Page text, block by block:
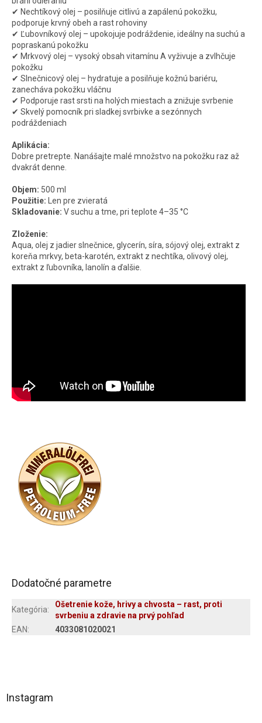
✔ Nechtíkový olej – posilňuje citlivú a zapálenú pokožku,
podporuje krvný obeh a rast rohoviny
✔ Ľubovníkový olej – upokojuje podráždenie, ideálny na suchú a
popraskanú pokožku
✔ Mrkvový olej – vysoký obsah vitamínu A vyživuje a zvlhčuje
pokožku
✔ Slnečnicový olej – hydratuje a posilňuje kožnú bariéru,
zanecháva pokožku vláčnu
✔ Podporuje rast srsti na holých miestach a znižuje svrbenie
✔ Skvelý pomocník pri sladkej svrbivke a sezónnych
podráždeniach
Aplikácia:
Dobre pretrepte. Nanášajte malé množstvo na pokožku raz až
dvakrát denne.
Objem: 500 ml
Použitie: Len pre zvieratá
Skladovanie: V suchu a tme, pri teplote 4–35 °C
Zloženie:
Aqua, olej z jadier slnečnice, glycerín, síra, sójový olej, extrakt z
koreňa mrkvy, beta-karotén, extrakt z nechtíka, olivový olej,
extrakt z ľubovníka, lanolín a ďalšie.
Dodatočné parametre
Kategória:
Ošetrenie kože, hrivy a chvosta – rast, proti
svrbeniu a zdravie na prvý pohľad
EAN: 4033081020021
á
Instagram